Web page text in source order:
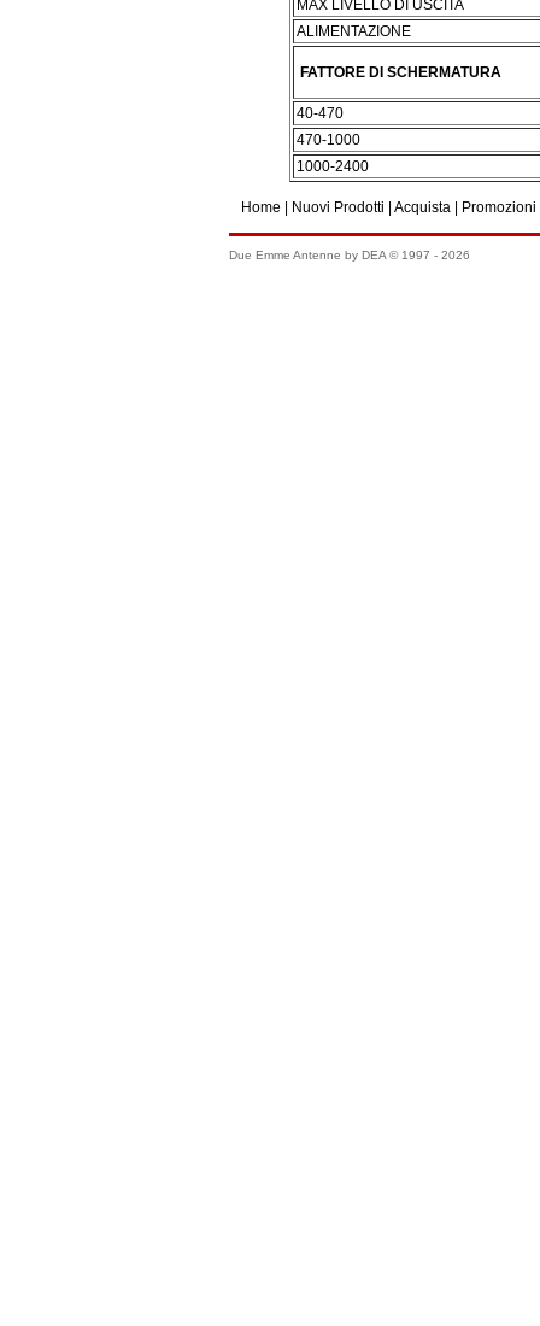
MAX LIVELLO DI USCITA
ALIMENTAZIONE
FATTORE DI SCHERMATURA
40-470
470-1000
1000-2400
Home Nuovi Prodotti Acquista Promozioni
Due Emme Antenne by DEA © 1997 - 2026